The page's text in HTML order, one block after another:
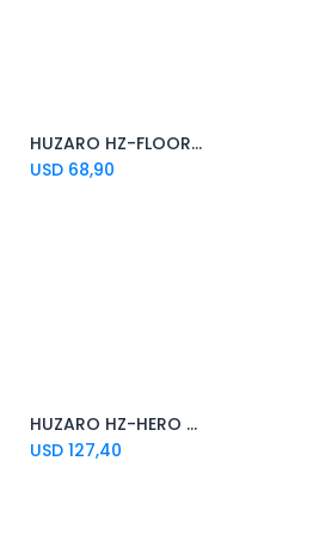
Add to Cart
HUZARO HZ-FLOOR MAT 3.0 ALFOMBRA PARA SILLA GAMING
USD 68,90
HUZARO HZ-HERO 2.5 MESA/ESCRITORIO GAMING BLACK
USD 127,40